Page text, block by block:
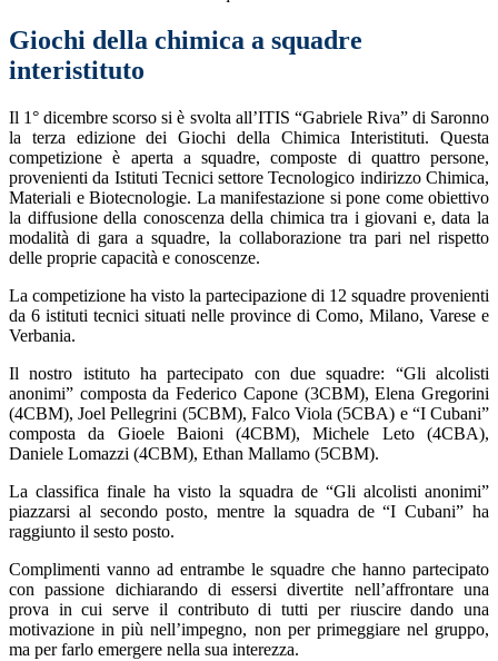
Giochi della chimica a squadre
interistituto
Il 1° dicembre scorso si è svolta all’ITIS “Gabriele Riva” di Saronno
la terza edizione dei Giochi della Chimica Interistituti. Questa
competizione è aperta a squadre, composte di quattro persone,
provenienti da Istituti Tecnici settore Tecnologico indirizzo Chimica,
Materiali e Biotecnologie. La manifestazione si pone come obiettivo
la diffusione della conoscenza della chimica tra i giovani e, data la
modalità di gara a squadre, la collaborazione tra pari nel rispetto
delle proprie capacità e conoscenze.
La competizione ha visto la partecipazione di 12 squadre provenienti
da 6 istituti tecnici situati nelle province di Como, Milano, Varese e
Verbania.
Il nostro istituto ha partecipato con due squadre: “Gli alcolisti
anonimi” composta da Federico Capone (3CBM), Elena Gregorini
(4CBM), Joel Pellegrini (5CBM), Falco Viola (5CBA) e “I Cubani”
composta da Gioele Baioni (4CBM), Michele Leto (4CBA),
Daniele Lomazzi (4CBM), Ethan Mallamo (5CBM).
La classifica finale ha visto la squadra de “Gli alcolisti anonimi”
piazzarsi al secondo posto, mentre la squadra de “I Cubani” ha
raggiunto il sesto posto.
Complimenti vanno ad entrambe le squadre che hanno partecipato
con passione dichiarando di essersi divertite nell’affrontare una
prova in cui serve il contributo di tutti per riuscire dando una
motivazione in più nell’impegno, non per primeggiare nel gruppo,
ma per farlo emergere nella sua interezza.